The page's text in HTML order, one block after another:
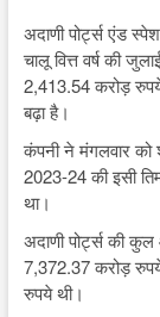
अदाणी पोर्ट्स एंड
चालू वित्त वर्ष की
2,413.54 करोड़
बढ़ा है।
कंपनी ने मंगलवार को
2023-24 की इसी
था।
अदाणी पोर्ट्स की
7,372.37 करोड़
रुपये थी।